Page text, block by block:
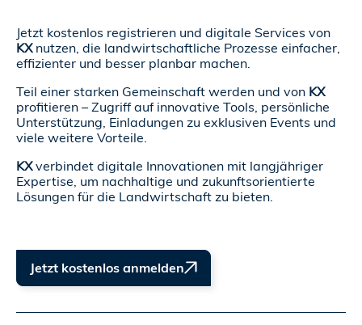
Jetzt kostenlos registrieren und digitale Services von
KXnutzen, die landwirtschaftliche Prozesse einfacher,
effizienter und besser planbar machen.
Teil einer starken Gemeinschaft werden und von KX
profitieren – Zugriff auf innovative Tools, persönliche
Unterstützung, Einladungen zu exklusiven Events und
viele weitere Vorteile.
KXverbindet digitale Innovationen mit langjähriger
Expertise, um nachhaltige und zukunftsorientierte
Lösungen für die Landwirtschaft zu bieten.
Jetzt kostenlos anmelden